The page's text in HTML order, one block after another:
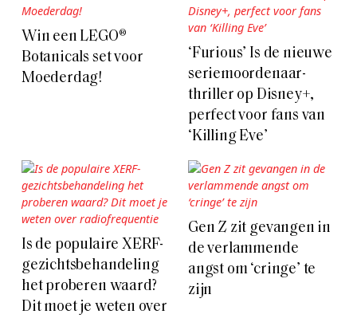
Win een LEGO®
Botanicals set voor
Moederdag!
‘Furious’ Is de nieuwe
seriemoordenaar-
thriller op Disney+,
perfect voor fans van
‘Killing Eve’
Is de populaire XERF-
gezichtsbehandeling
het proberen waard?
Dit moet je weten over
Gen Z zit gevangen in
de verlammende
angst om ‘cringe’ te
zijn